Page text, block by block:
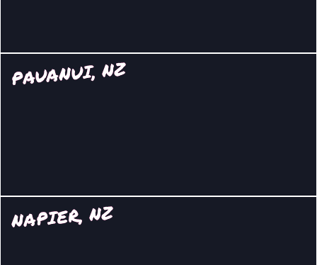
PAUANUI, NZ
NAPIER, NZ